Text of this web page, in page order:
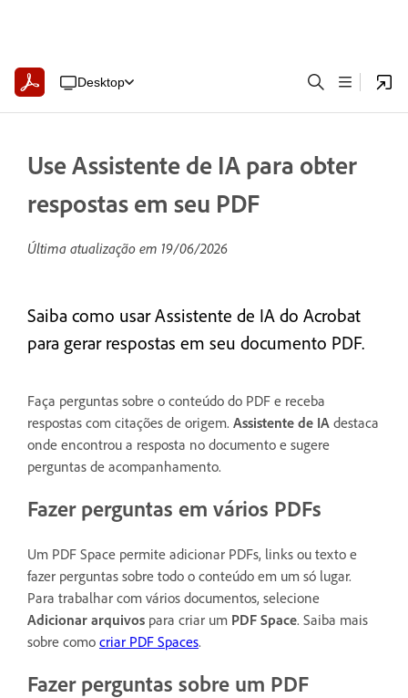
Desktop
Use Assistente de IA para obter
respostas em seu PDF
Última atualização em 19/06/2026
Saiba como usar Assistente de IA do Acrobat
para gerar respostas em seu documento PDF.
Faça perguntas sobre o conteúdo do PDF e receba
respostas com citações de origem. Assistente de IA destaca
onde encontrou a resposta no documento e sugere
perguntas de acompanhamento.
Fazer perguntas em vários PDFs
Um PDF Space permite adicionar PDFs, links ou texto e
fazer perguntas sobre todo o conteúdo em um só lugar.
Para trabalhar com vários documentos, selecione
Adicionar arquivos para criar um PDF Space. Saiba mais
sobre como criar PDF Spaces.
Fazer perguntas sobre um PDF